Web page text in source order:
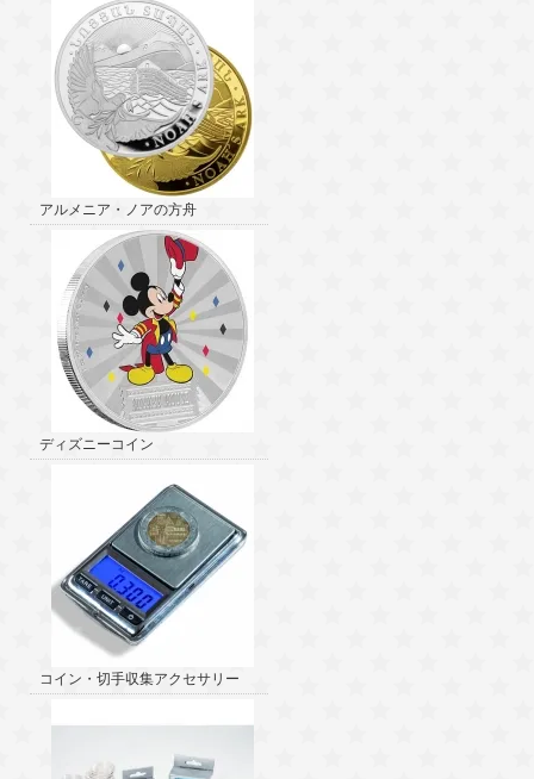
アルメニア・ノアの方舟
ディズニーコイン
コイン・切手収集アクセサリー